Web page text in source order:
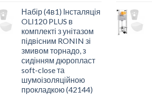
Набір (4в1) Інсталяція
OLI120 PLUS в
комплекті з унітазом
підвісним RONIN зі
змивом торнадо, з
сидінням дюропласт
soft-close та
шумоізоляційною
прокладкою (42144)